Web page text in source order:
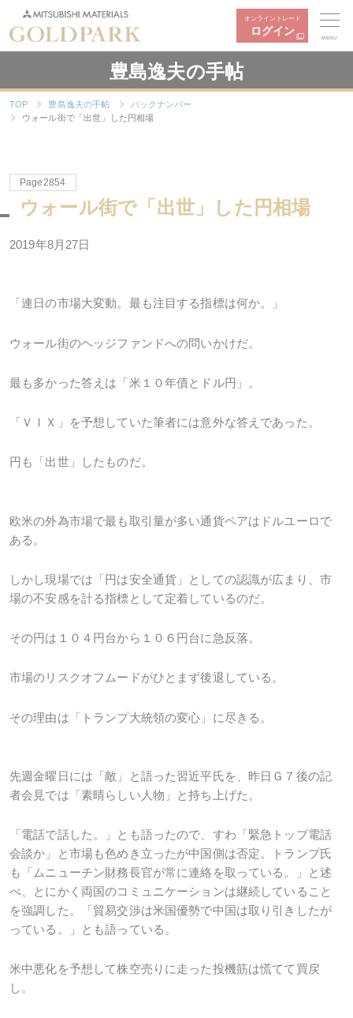
オンライントレード
ログイン
MENU
豊島逸夫の手帖
TOP 豊島逸夫の手帖
バックナンバー
ウォール街で「出世」した円相場
Page2854
ウォール街で「出世」した円相場
2019年8月27日
「連日の市場大変動。最も注目する指標は何か。」
ウォール街のヘッジファンドへの問いかけだ。
最も多かった答えは「米１０年債とドル円」。
「ＶＩＸ」を予想していた筆者には意外な答えであった。
円も「出世」したものだ。
欧米の外為市場で最も取引量が多い通貨ペアはドルユーロで
ある。
しかし現場では「円は安全通貨」としての認識が広まり、市
場の不安感を計る指標として定着しているのだ。
その円は１０４円台から１０６円台に急反落。
市場のリスクオフムードがひとまず後退している。
その理由は「トランプ大統領の変心」に尽きる。
先週金曜日には「敵」と語った習近平氏を、昨日Ｇ７後の記
者会見では「素晴らしい人物」と持ち上げた。
「電話で話した。」とも語ったので、すわ「緊急トップ電話
会談か」と市場も色めき立ったが中国側は否定。トランプ氏
も「ムニューチン財務長官が常に連絡を取っている。」と述
べ、とにかく両国のコミュニケーションは継続していること
を強調した。「貿易交渉は米国優勢で中国は取り引きしたが
っている。」とも語っている。
米中悪化を予想して株空売りに走った投機筋は慌てて買戻
し。